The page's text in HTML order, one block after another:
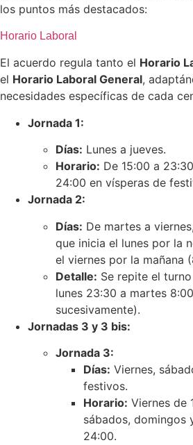
los puntos más destacados:
Horario Laboral
El acuerdo regula tanto el Horario
el Horario Laboral General,
necesidades específicas de cada
Jornada 1:
Días: Lunes a jueves.
Horario: De 15:00 a
24:00 en vísperas de
Jornada 2:
Días: De martes a
que inicia el lunes por la
el viernes por la mañana
Detalle: Se repite el
lunes 23:30 a martes
sucesivamente).
Jornadas 3 y 3 bis:
Jornada 3:
Días: Viernes,
festivos.
Horario: Viernes de
sábados, domingos
24:00.